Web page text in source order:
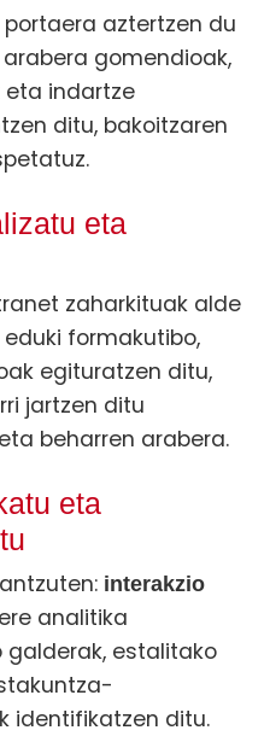
portaera aztertzen du
arabera gomendioak,
indartze
ditu, bakoitzaren
eta
zaharkituak alde
eduki formakutibo,
egituratzen ditu,
jartzen ditu
beharren arabera.
eta
interakzio
analitika
galderak, estalitako
identifikatzen ditu.